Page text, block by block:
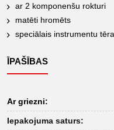
ar 2 komponenšu rokturi
matēti hromēts
speciālais instrumentu
ĪPAŠĪBAS
Ar griezni:
Iepakojuma saturs: